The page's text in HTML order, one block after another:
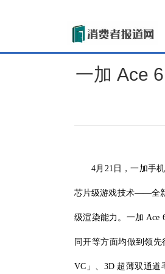
一加 Ace
4月21日，一加手
芯片级游戏技术——全
级渲染能力。一加 Ace
同开等方面均做到领
VC」、3D 超薄双通道